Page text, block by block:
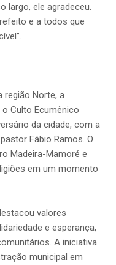
largo, ele agradeceu.
e a todos que
região Norte, a
Culto Ecumênico
da cidade, com a
Fábio Ramos. O
Madeira-Mamoré e
em um momento
valores
e esperança,
A iniciativa
municipal em